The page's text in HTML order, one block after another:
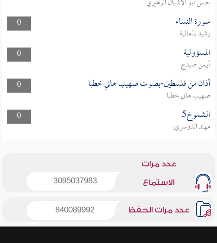
0
سورة النساء
رشيد بلعالية
0
المسؤولية
أيمن صيدح
0
أذان من فلسطين-بصوت صهيب هاني خطبا
صهيب هاني خطبا
0
الشموخ5
مهند الدوسري
عدد مرات
الاستماع 3095037983
عدد مرات الحفظ 840089992